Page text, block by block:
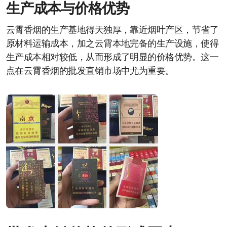
生产成本与价格优势
云霄香烟的生产基地得天独厚，靠近烟叶产区，节省了
原材料运输成本，加之云霄本地完备的生产设施，使得
生产成本相对较低，从而形成了明显的价格优势。这一
点在云霄香烟的批发直销市场中尤为重要。